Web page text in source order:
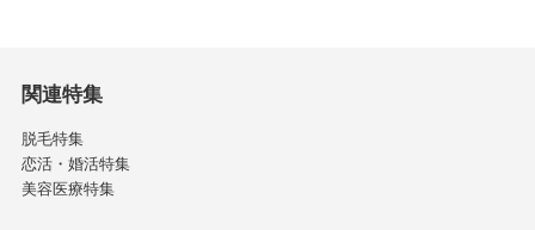
関連特集
脱毛特集
恋活・婚活特集
美容医療特集